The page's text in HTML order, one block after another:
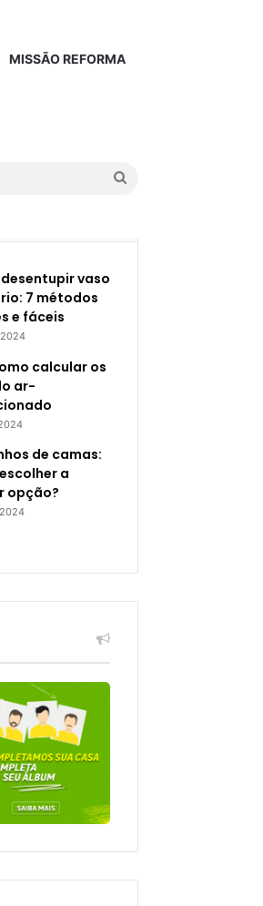
MISSÃO REFORMA
vaso
7 métodos
e fáceis
calcular os
ar-
de camas:
a
opção?